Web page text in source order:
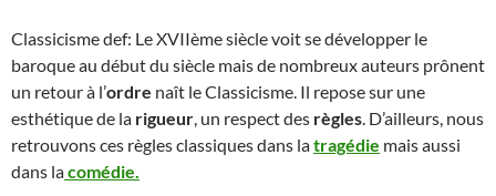
Classicisme def: Le XVIIème siècle voit se développer le
baroque au début du siècle mais de nombreux auteurs prônent
un retour à l’ordre naît le Classicisme. Il repose sur une
esthétique de la rigueur, un respect des règles. D’ailleurs, nous
retrouvons ces règles classiques dans latragédie mais aussi
dans lacomédie.